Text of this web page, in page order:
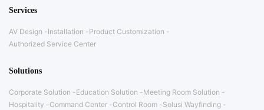
Services
AV Design Installation
Product Customization
Authorized Service Center
Solutions
Corporate Solution Education Solution
Meeting Room Solution
Hospitality
Command Center Control Room
Solusi Wayfinding